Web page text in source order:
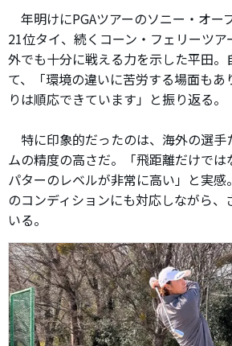
年明けにPGAツアーのソニー・オー
21位タイ、続くコーン・フェリーツ
外でも十分に戦える力を示した平田。
て、「環境の違いに苦労する場面もあ
りは順応できています」と振り返る。
特に印象的だったのは、海外の選手
ムの精度の高さだ。「飛距離だけで
パターのレベルが非常に高い」と実
のコンディションにも対応しながら、
いる。